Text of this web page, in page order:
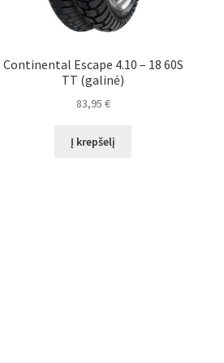
Continental Escape 4.10 – 18 60S
TT (galinė)
83,95 €
Į krepšelį